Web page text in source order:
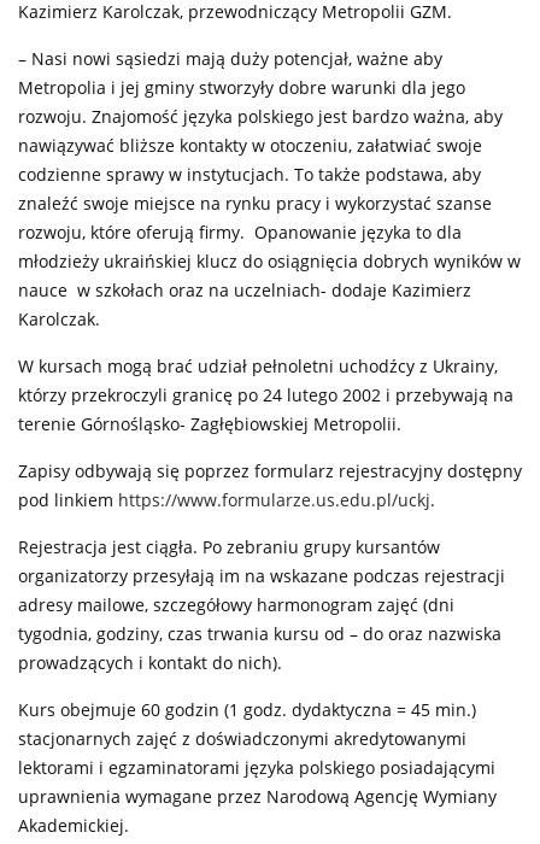
Kazimierz Karolczak, przewodniczący Metropolii GZM.
– Nasi nowi sąsiedzi mają duży potencjał, ważne aby
Metropolia i jej gminy stworzyły dobre warunki dla jego
rozwoju. Znajomość języka polskiego jest bardzo ważna, aby
nawiązywać bliższe kontakty w otoczeniu, załatwiać swoje
codzienne sprawy w instytucjach. To także podstawa, aby
znaleźć swoje miejsce na rynku pracy i wykorzystać szanse
rozwoju, które oferują firmy. Opanowanie języka to dla
młodzieży ukraińskiej klucz do osiągnięcia dobrych wyników w
nauce w szkołach oraz na uczelniach- dodaje Kazimierz
Karolczak.
W kursach mogą brać udział pełnoletni uchodźcy z Ukrainy,
którzy przekroczyli granicę po 24 lutego 2002 i przebywają na
terenie Górnośląsko- Zagłębiowskiej Metropolii.
Zapisy odbywają się poprzez formularz rejestracyjny dostępny
pod linkiem https://www.formularze.us.edu.pl/uckj.
Rejestracja jest ciągła. Po zebraniu grupy kursantów
organizatorzy przesyłają im na wskazane podczas rejestracji
adresy mailowe, szczegółowy harmonogram zajęć (dni
tygodnia, godziny, czas trwania kursu od – do oraz nazwiska
prowadzących i kontakt do nich).
Kurs obejmuje 60 godzin (1 godz. dydaktyczna = 45 min.)
stacjonarnych zajęć z doświadczonymi akredytowanymi
lektorami i egzaminatorami języka polskiego posiadającymi
uprawnienia wymagane przez Narodową Agencję Wymiany
Akademickiej.